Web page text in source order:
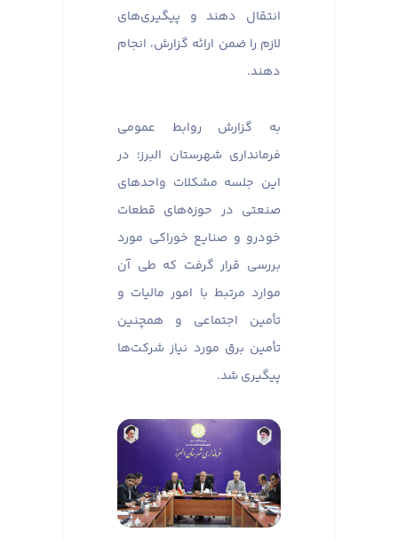
انتقال دهند و پیگیری‌های
لازم را ضمن ارائه گزارش، انجام
دهند.
به گزارش روابط عمومی
فرمانداری شهرستان البرز؛ در
این جلسه مشکلات واحدهای
صنعتی در حوزه‌های قطعات
خودرو و صنایع خوراکی مورد
بررسی قرار گرفت که طی آن
موارد مرتبط با امور مالیات و
تأمین اجتماعی و همچنین
تأمین برق مورد نیاز شرکت‌ها
پیگیری شد.